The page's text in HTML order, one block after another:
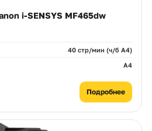
i-SENSYS MF465dw
40 стр/мин (ч/б А4)
A4
Подробнее